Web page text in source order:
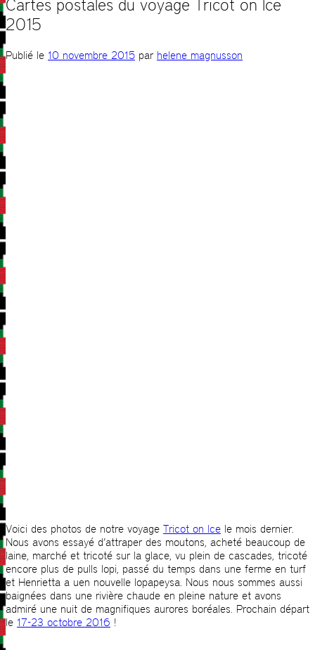
Cartes postales du voyage Tricot on Ice
2015
Publié le 10 novembre 2015 par helene magnusson
Voici des photos de notre voyage Tricot on Ice le mois dernier.
Nous avons essayé d’attraper des moutons, acheté beaucoup de
laine, marché et tricoté sur la glace, vu plein de cascades, tricoté
encore plus de pulls lopi, passé du temps dans une ferme en turf
et Henrietta a uen nouvelle lopapeysa. Nous nous sommes aussi
baignées dans une rivière chaude en pleine nature et avons
admiré une nuit de magnifiques aurores boréales. Prochain départ
le 17-23 octobre 2016 !